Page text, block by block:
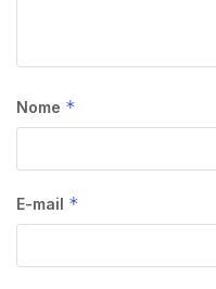
Nome *
E-mail *